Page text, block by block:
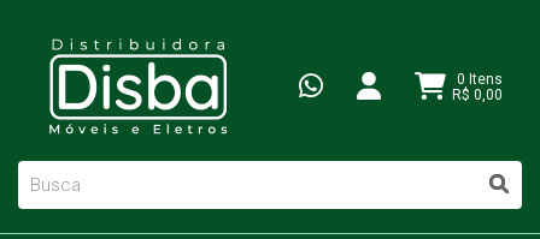
0 Itens
R$ 0,00